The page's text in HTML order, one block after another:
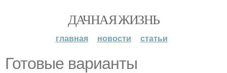
ДАЧНАЯ ЖИЗНЬ
главная новости статьи
Готовые варианты